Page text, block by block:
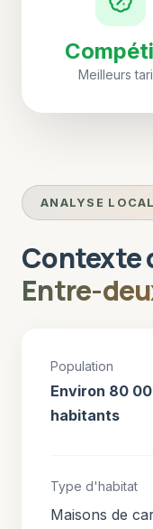
Meilleurs
ANALYSE
Contexte
Entre-
Population
Environ 80
habitants
Type d'habitat
Maisons de